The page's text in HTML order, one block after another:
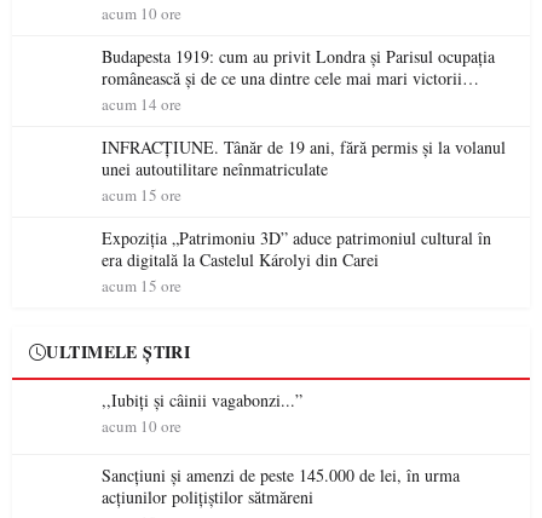
acum 10 ore
Budapesta 1919: cum au privit Londra și Parisul ocupația
românească și de ce una dintre cele mai mari victorii
militare ale României a devenit o controversă diplomatică
acum 14 ore
INFRACȚIUNE. Tânăr de 19 ani, fără permis și la volanul
unei autoutilitare neînmatriculate
acum 15 ore
Expoziția „Patrimoniu 3D” aduce patrimoniul cultural în
era digitală la Castelul Károlyi din Carei
acum 15 ore
ULTIMELE ȘTIRI
,,Iubiți și câinii vagabonzi...”
acum 10 ore
Sancțiuni și amenzi de peste 145.000 de lei, în urma
acțiunilor polițiștilor sătmăreni